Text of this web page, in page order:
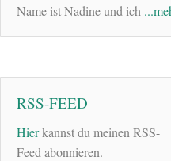
Name ist Nadine und ich
RSS-FEED
Hierkannst du meinen RSS-
Feed abonnieren.